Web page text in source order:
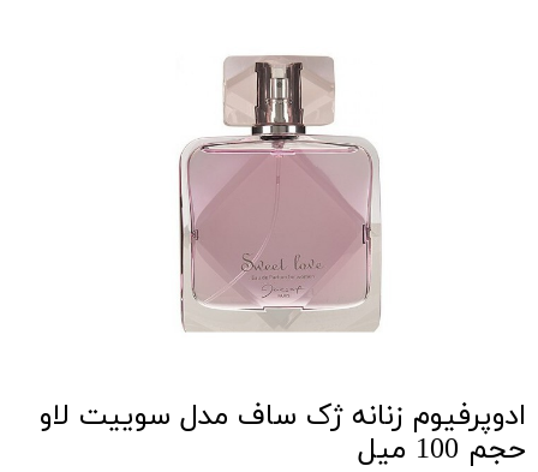
ادوپرفیوم زنانه ژک ساف مدل سوییت لاو
حجم 100 میل